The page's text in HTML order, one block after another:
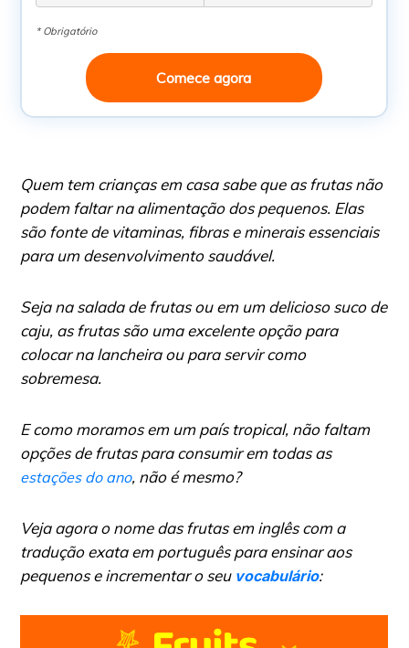
* Obrigatório
Comece agora
Quem tem crianças em casa sabe que as frutas não
podem faltar na alimentação dos pequenos. Elas
são fonte de vitaminas, fibras e minerais essenciais
para um desenvolvimento saudável.
Seja na salada de frutas ou em um delicioso suco de
caju, as frutas são uma excelente opção para
colocar na lancheira ou para servir como
sobremesa.
E como moramos em um país tropical, não faltam
opções de frutas para consumir em todas as
estações do ano, não é mesmo?
Veja agora o nome das frutas em inglês com a
tradução exata em português para ensinar aos
pequenos e incrementar o seu vocabulário: